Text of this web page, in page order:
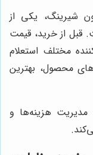
شیرینگ، یکی از
قبل از خرید، قیمت
مختلف استعلام
محصول، بهترین
مدیریت هزینه‌ها و